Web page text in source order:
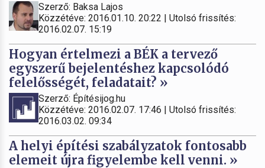
Szerző: Baksa Lajos
Közzétéve: 2016.01.10. 20:22 | Utolsó frissítés:
2016.02.07. 15:19
Hogyan értelmezi a BÉK a tervező
egyszerű bejelentéshez kapcsolódó
felelősségét, feladatait? »
Szerző: Építésijog.hu
Közzétéve: 2016.02.07. 17:46 | Utolsó frissítés:
2016.03.02. 09:34
A helyi építési szabályzatok fontosabb
elemeit újra figyelembe kell venni. »